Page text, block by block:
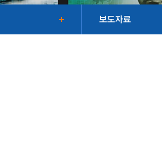
보도자료